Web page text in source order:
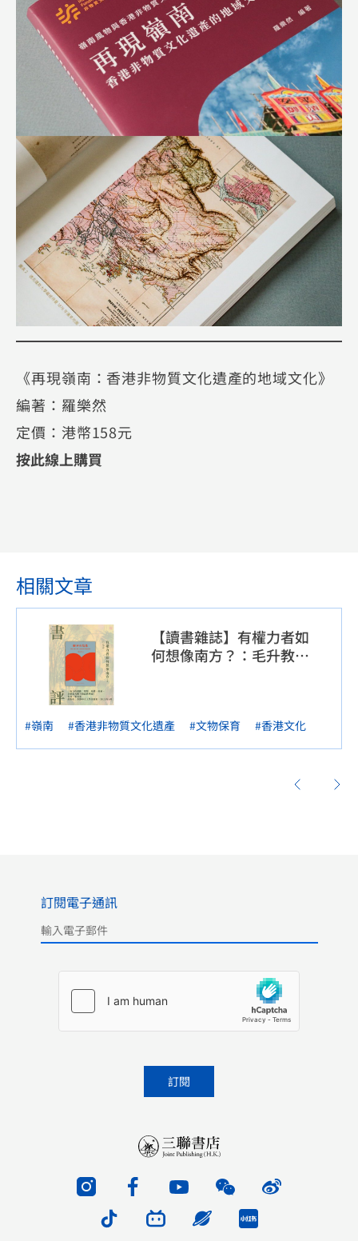
《再現嶺南：香港非物質文化遺產的地域文化》
編著：羅樂然
定價：港幣158元
按此線上購買
相關文章
【讀書雜誌】有權力者如
何想像南方？：毛升教授
#嶺南 #香港非物質文化遺產 #文物保育 #香港文化
訂閱電子通訊